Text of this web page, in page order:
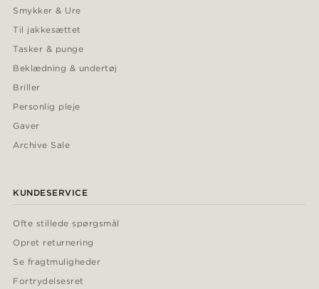
Smykker & Ure
Til jakkesættet
Tasker & punge
Beklædning & undertøj
Briller
Personlig pleje
Gaver
Archive Sale
KUNDESERVICE
Ofte stillede spørgsmål
Opret returnering
Se fragtmuligheder
Fortrydelsesret